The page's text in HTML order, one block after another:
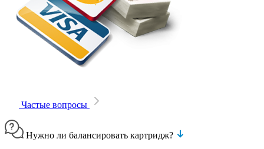
Частые вопросы
Нужно ли балансировать картридж?